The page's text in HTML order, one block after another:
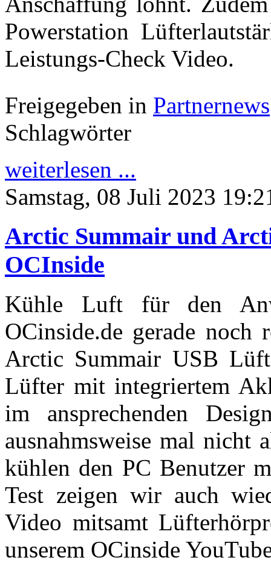
Powerstation
Leistungs-Check Video.
Freigegeben in Partnernews
Schlagwörter
weiterlesen ...
Samstag, 08 Juli 2023
Arctic Summair und
OCInside
Kühle Luft für den
OCinside.de gerade noch
Arctic Summair USB
Lüfter mit integriertem
im ansprechenden
ausnahmsweise mal nicht
kühlen den PC Benutzer
Test zeigen wir auch
Video mitsamt
unserem OCinside